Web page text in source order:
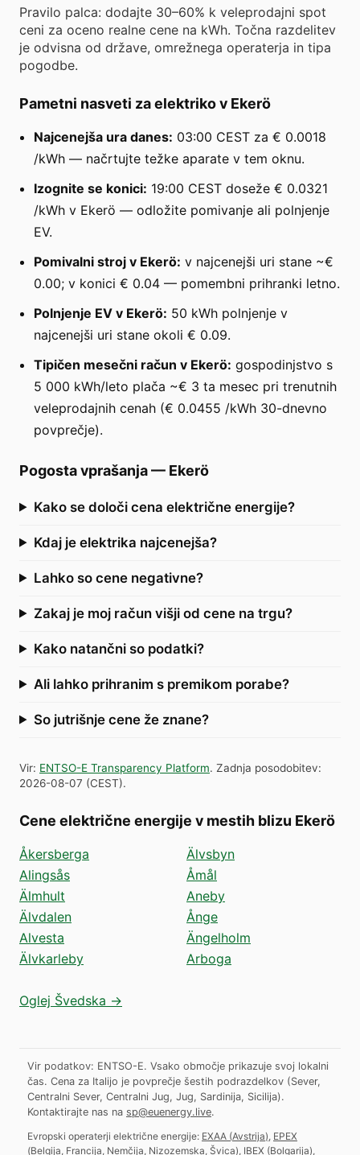
Pravilo palca: dodajte 30–60% k veleprodajni spot
ceni za oceno realne cene na kWh. Točna razdelitev
je odvisna od države, omrežnega operaterja in tipa
pogodbe.
Pametni nasveti za elektriko v Ekerö
Najcenejša ura danes: 03:00 CEST za € 0.0018
/kWh — načrtujte težke aparate v tem oknu.
Izognite se konici: 19:00 CEST doseže € 0.0321
/kWh v Ekerö — odložite pomivanje ali polnjenje
EV.
Pomivalni stroj v Ekerö: v najcenejši uri stane ~€
0.00; v konici € 0.04 — pomembni prihranki letno.
Polnjenje EV v Ekerö: 50 kWh polnjenje v
najcenejši uri stane okoli € 0.09.
Tipičen mesečni račun v Ekerö: gospodinjstvo s
5 000 kWh/leto plača ~€ 3 ta mesec pri trenutnih
veleprodajnih cenah (€ 0.0455 /kWh 30-dnevno
povprečje).
Pogosta vprašanja— Ekerö
Kako se določi cena električne energije?
Kdaj je elektrika najcenejša?
Lahko so cene negativne?
Zakaj je moj račun višji od cene na trgu?
Kako natančni so podatki?
Ali lahko prihranim s premikom porabe?
So jutrišnje cene že znane?
Vir: ENTSO-E Transparency Platform. Zadnja posodobitev:
2026-08-07 (CEST).
Cene električne energije v mestih blizu Ekerö
Åkersberga
Alingsås
Älmhult
Älvdalen
Alvesta
Älvkarleby
Älvsbyn
Åmål
Aneby
Ånge
Ängelholm
Arboga
Oglej Švedska →
Vir podatkov: ENTSO-E. Vsako območje prikazuje svoj lokalni
čas. Cena za Italijo je povprečje šestih podrazdelkov (Sever,
Centralni Sever, Centralni Jug, Jug, Sardinija, Sicilija).
Kontaktirajte nas na sp@euenergy.live.
Evropski operaterji električne energije: EXAA (Avstrija) EPEX
(Belgija, Francija, Nemčija, Nizozemska, Švica) IBEX (Bolgarija)